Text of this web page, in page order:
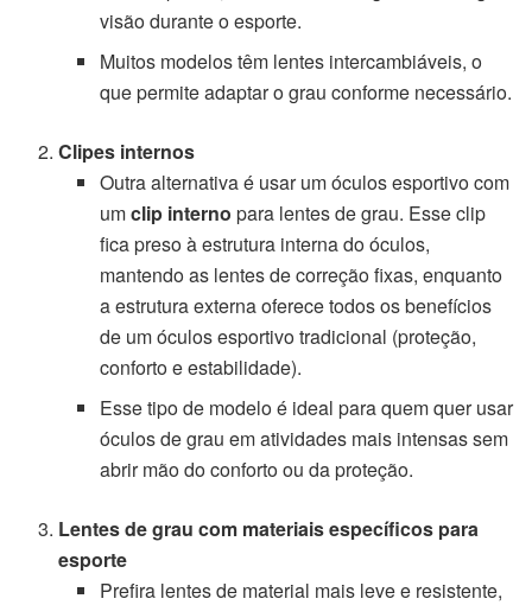
visão durante o esporte.
Muitos modelos têm lentes intercambiáveis, o
que permite adaptar o grau conforme necessário.
Clipes internos
Outra alternativa é usar um óculos esportivo com
umclip interno para lentes de grau. Esse clip
fica preso à estrutura interna do óculos,
mantendo as lentes de correção fixas, enquanto
a estrutura externa oferece todos os benefícios
de um óculos esportivo tradicional (proteção,
conforto e estabilidade).
Esse tipo de modelo é ideal para quem quer usar
óculos de grau em atividades mais intensas sem
abrir mão do conforto ou da proteção.
Lentes de grau com materiais específicos para
esporte
Prefira lentes de material mais leve e resistente,